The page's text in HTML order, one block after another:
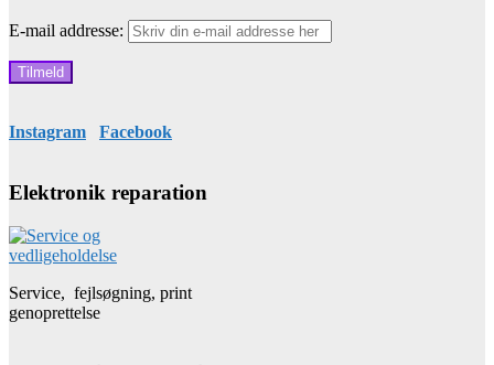
E-mail addresse:
Instagram Facebook
Elektronik reparation
Service, fejlsøgning, print
genoprettelse